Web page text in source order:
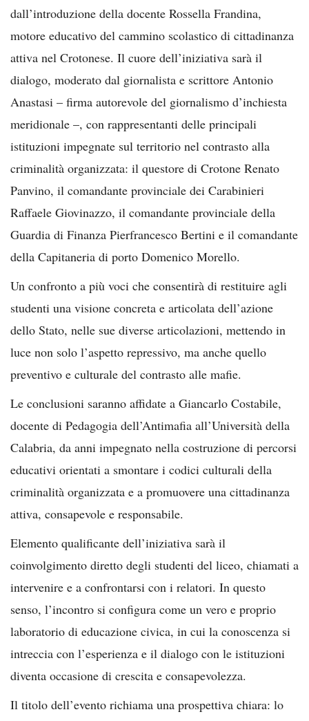
dall’introduzione della docente Rossella Frandina,
motore educativo del cammino scolastico di cittadinanza
attiva nel Crotonese. Il cuore dell’iniziativa sarà il
dialogo, moderato dal giornalista e scrittore Antonio
Anastasi – firma autorevole del giornalismo d’inchiesta
meridionale –, con rappresentanti delle principali
istituzioni impegnate sul territorio nel contrasto alla
criminalità organizzata: il questore di Crotone Renato
Panvino, il comandante provinciale dei Carabinieri
Raffaele Giovinazzo, il comandante provinciale della
Guardia di Finanza Pierfrancesco Bertini e il comandante
della Capitaneria di porto Domenico Morello.
Un confronto a più voci che consentirà di restituire agli
studenti una visione concreta e articolata dell’azione
dello Stato, nelle sue diverse articolazioni, mettendo in
luce non solo l’aspetto repressivo, ma anche quello
preventivo e culturale del contrasto alle mafie.
Le conclusioni saranno affidate a Giancarlo Costabile,
docente di Pedagogia dell’Antimafia all’Università della
Calabria, da anni impegnato nella costruzione di percorsi
educativi orientati a smontare i codici culturali della
criminalità organizzata e a promuovere una cittadinanza
attiva, consapevole e responsabile.
Elemento qualificante dell’iniziativa sarà il
coinvolgimento diretto degli studenti del liceo, chiamati a
intervenire e a confrontarsi con i relatori. In questo
senso, l’incontro si configura come un vero e proprio
laboratorio di educazione civica, in cui la conoscenza si
intreccia con l’esperienza e il dialogo con le istituzioni
diventa occasione di crescita e consapevolezza.
Il titolo dell’evento richiama una prospettiva chiara: lo